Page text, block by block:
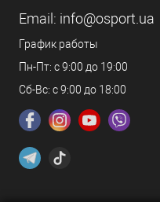
Email: info@osport.ua
График работы
Пн-Пт: с 9:00 до 19:00
Сб-Вс: с 9:00 до 18:00